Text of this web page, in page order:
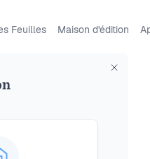
Feuilles Maison d'édition